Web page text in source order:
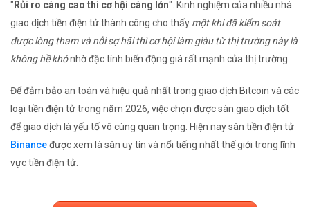
" Rủi ro càng cao thì cơ hội càng lớn". Kinh nghiệm của nhiều nhà
giao dịch tiền điện tử thành công cho thấy một khi đã kiểm soát
được lòng tham và nỗi sợ hãi thì cơ hội làm giàu từ thị trường này là
không hề khónhờ đặc tính biến động giá rất mạnh của thị trường.
Để đảm bảo an toàn và hiệu quả nhất trong giao dịch Bitcoin và các
loại tiền điện tử trong năm 2026, việc chọn được sàn giao dịch tốt
để giao dịch là yếu tố vô cùng quan trọng. Hiện nay sàn tiền điện tử
Binanceđược xem là sàn uy tín và nổi tiếng nhất thế giới trong lĩnh
vực tiền điện tử.